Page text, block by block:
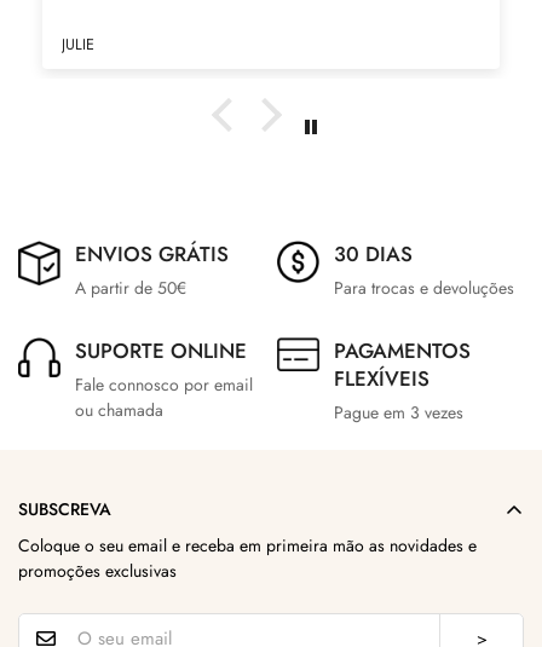
JULIE
ENVIOS GRÁTIS
A partir de 50€
30 DIAS
Para trocas e devoluções
SUPORTE ONLINE
Fale connosco por email
ou chamada
PAGAMENTOS
FLEXÍVEIS
Pague em 3 vezes
SUBSCREVA
Coloque o seu email e receba em primeira mão as novidades e
promoções exclusivas
>